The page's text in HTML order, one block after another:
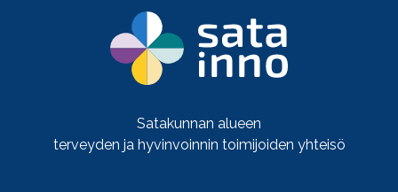
Satakunnan alueen
terveyden ja hyvinvoinnin toimijoiden yhteisö